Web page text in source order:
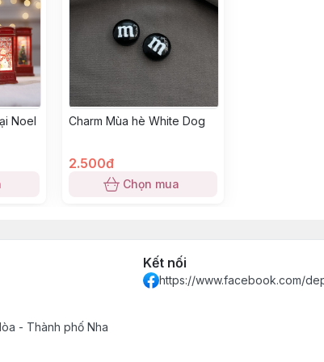
Noel Charm Mùa hè White Dog
2.500đ
Chọn mua
- Thành phố Nha
Kết nối
https://www.facebook.com/